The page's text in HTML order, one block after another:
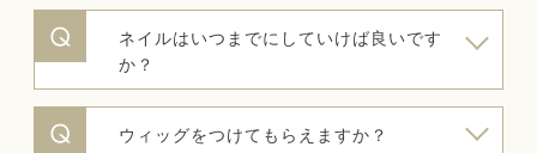
ネイルはいつまでにしていけば良いです
か？
ウィッグをつけてもらえますか？